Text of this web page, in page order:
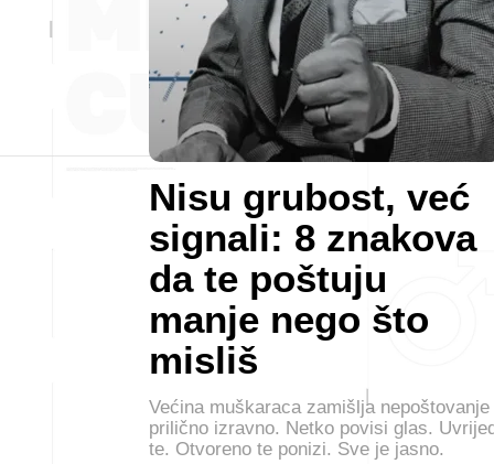
Nisu grubost, već
signali: 8 znakova
da te poštuju
manje nego što
misliš
Većina muškaraca zamišlja nepoštovanje
prilično izravno. Netko povisi glas.
te. Otvoreno te ponizi. Sve je jasno.